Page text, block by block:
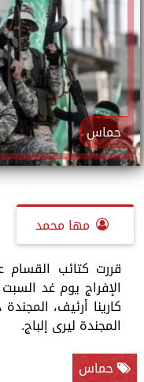
حماس
مها محمد
قررت كتائب القسام
الإفراج يوم غد
كارينا أرئيف،
المجندة ليرى إلباج.
حماس